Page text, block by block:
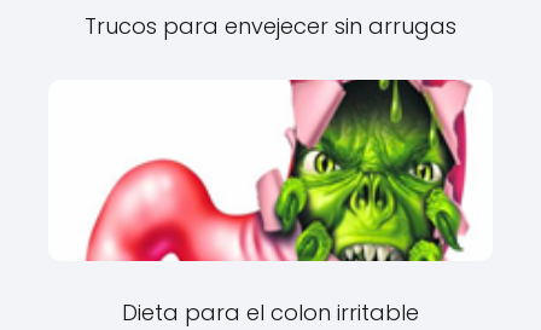
Trucos para envejecer sin arrugas
Dieta para el colon irritable